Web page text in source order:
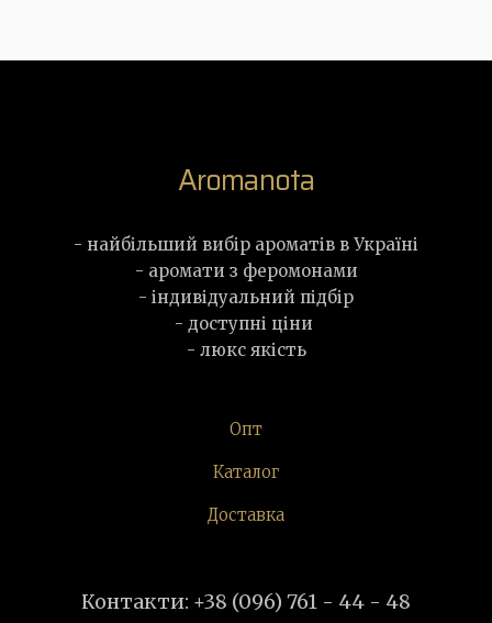
Aromanota
- найбільший вибір ароматів в Україні
- аромати з феромонами
- індивідуальний підбір
- доступні ціни
- люкс якість
Опт
Каталог
Доставка
Контакти: +38 (096) 761 - 44 - 48